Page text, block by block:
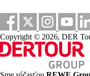
večerné
tenisový kurt
stolný tenis
plážový volejbal
Športové aktivity za
biliard
Copyright © 2026, DER